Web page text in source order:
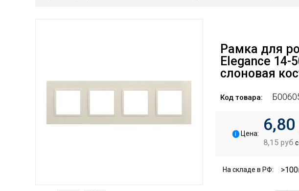
Рамка для
Elegance 14-
слоновая
Код товара:
i Цена:
8,15 руб
На складе в РФ: